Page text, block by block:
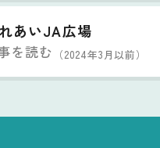
あいJA広場
を読む （2024年3月以前）